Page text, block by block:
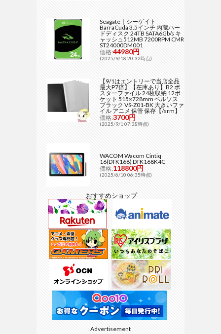
Seagate｜シーゲイト
BarraCuda 3.5インチ 内蔵ハー
ドディスク 24TB SATA6Gb/s キ
ャッシュ512MB 7200RPM CMR
ST24000DM001
価格:44980円
(2025/9/18 20:32時点)
【9/1はエントリーで当店全品
最大P7倍】【在庫あり】B2 ポ
スターファイル 24枚収納 12ポ
ケット 515×728mm ベルソス
ブラック VS-Z01-BK 大きいファ
イル アニメ 保管 保存【/srm】
価格:3700円
(2025/9/1 07:38時点)
WACOM Wacom Cintiq
16(DTK168) DTK168K4C
価格:118800円
(2025/6/10 06:35時点)
おすすめショップ
Advertisement